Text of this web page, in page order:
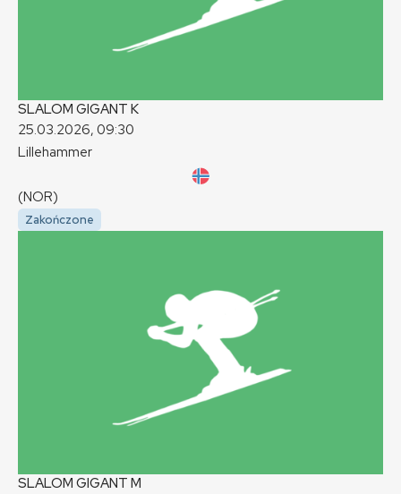
SLALOM GIGANT K
25.03.2026, 09:30
Lillehammer
(NOR)
Zakończone
SLALOM GIGANT M